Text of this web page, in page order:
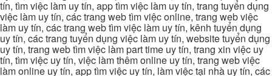
tín, tìm việc làm uy tín, app tìm việc làm uy tín, trang tuyển dụng
việc làm uy tín, các trang web tìm việc online, trang web việc
làm uy tín, các trang web tìm việc làm uy tín, kênh tuyển dụng
uy tín, các trang tuyển dụng việc làm uy tín, website tuyển dụng
uy tín, trang web tìm việc làm part time uy tín, trang xin việc uy
tín, tìm việc uy tín, việc làm thêm online uy tín, trang web việc
làm online uy tín, app tìm việc uy tín, làm việc tại nhà uy tín, các